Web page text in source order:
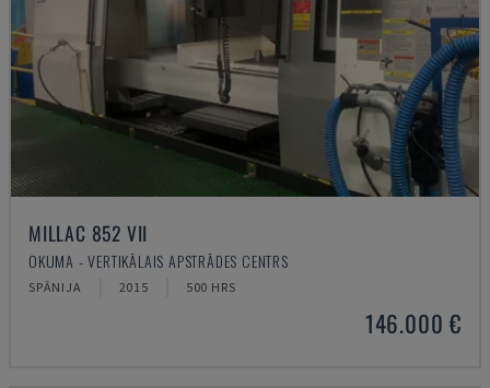
MILLAC 852 VII
OKUMA - VERTIKĀLAIS APSTRĀDES CENTRS
SPĀNIJA 2015 500 HRS
146.000 €